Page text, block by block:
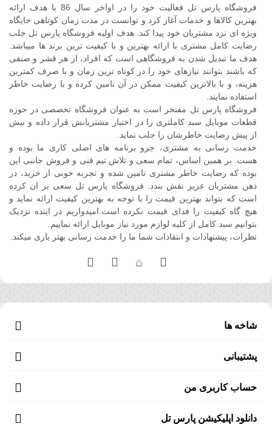
فروشگاه پارس تل فعالیت خود را در اواخر سال 86 با هدف ارائه
بهترین کالاها و خدمات آغاز کرد و توانست در مدت زمان کوتاهی جایگاه
ویژه ای نزد مشتریان خود پیدا کند. هدف اولیه فروشگاه پارس تل جلب
رضایت کامل مشتری با ارائه بهترین و با کیفیت ترین برند ها میباشد.
هدف ما تبدیل شدن به فروشگاهی است که افراد، از هر قشر و صنفی
که باشند بتوانند نیازهای خود را در کوتاه ترین زمان و با صرف کمترین
هزینه، و با بالاترین کیفیت ممکن در آن تامین کرده و با رضایت خاطر
استفاده نمایند.
فروشگاه پارس تل مفتخر است به عنوان فروشگاه تخصصی در حوزه
قطعات موبایل سبد کاملتری را در اختیار مشتریانش قرار داده و بیش
از پیش رضایت خاطرشان را جلب نماید.
خدمت رسانی به مشتری، جزو برنامه های اصلی کاری ما بوده و
هست. بر همین اساس، تمام سعی و تلاش تیم فنی و فروش جانبی این
بوده که رضایت خاطر مشتری تامین شده و تجربه خوبی از خرید، در
ذهن مشتریان عزیز نقش بندد. فروشگاه پارس تل سعی بر ان کرده
است که بتواند بهترین قیمت را با توجه به بهترین کیفیت ارائه نماید و
هیچ گاه کیفیت را فدای قیمت نکرده است.امیدواریم در اینده نزدیک
بتوانیم سبد کامل از کلیه لوازم مورد نیاز موبایل ارائه نماییم.
نظرات، پیشنهادات و انتقادات شما ما را خدمت رسانی بهتر یاری میکند.
شاخه ها
پشتیبانی
حساب کاربری من
دانلود اپلیکیشن پارس تل